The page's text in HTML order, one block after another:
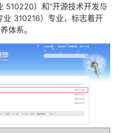
510220）和“开源技术开发与
业 310216）专业，标志着开
体系。